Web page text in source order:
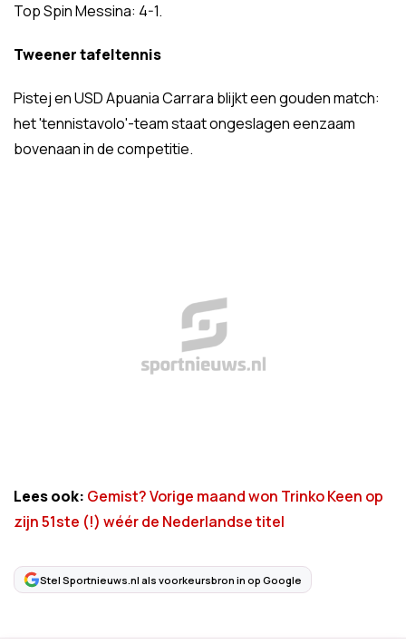
Top Spin Messina: 4-1.
Tweener tafeltennis
Pistej en USD Apuania Carrara blijkt een gouden match:
het 'tennistavolo'-team staat ongeslagen eenzaam
bovenaan in de competitie.
Lees ook: Gemist? Vorige maand won Trinko Keen op
zijn 51ste (!) wéér de Nederlandse titel
Stel Sportnieuws.nl als voorkeursbron in op Google